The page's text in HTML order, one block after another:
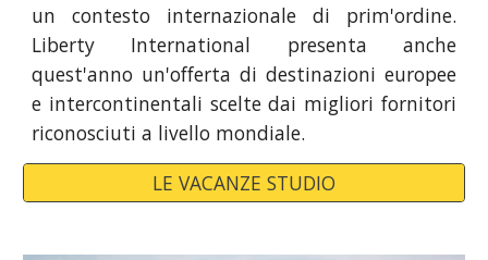
un contesto internazionale di prim'ordine.
Liberty International presenta anche
quest'anno un'offerta di destinazioni europee
e intercontinentali scelte dai migliori fornitori
riconosciuti a livello mondiale.
LE VACANZE STUDIO